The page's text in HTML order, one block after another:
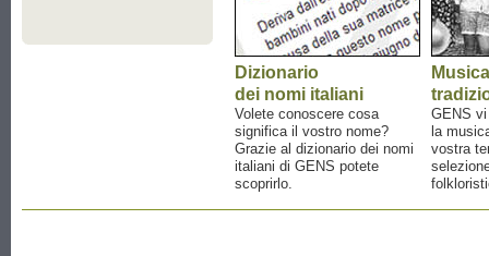
Dizionario
dei nomi italiani
Volete conoscere cosa
significa il vostro nome?
Grazie al dizionario dei nomi
italiani di GENS potete
scoprirlo.
Musica
GENS
la
vostra